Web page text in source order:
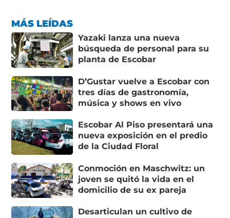
MÁS LEÍDAS
Yazaki lanza una nueva
búsqueda de personal para su
planta de Escobar
D’Gustar vuelve a Escobar con
tres días de gastronomía,
música y shows en vivo
Escobar Al Piso presentará una
nueva exposición en el predio
de la Ciudad Floral
Conmoción en Maschwitz: un
joven se quitó la vida en el
domicilio de su ex pareja
Desarticulan un cultivo de